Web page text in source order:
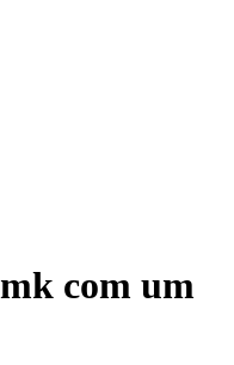
com um